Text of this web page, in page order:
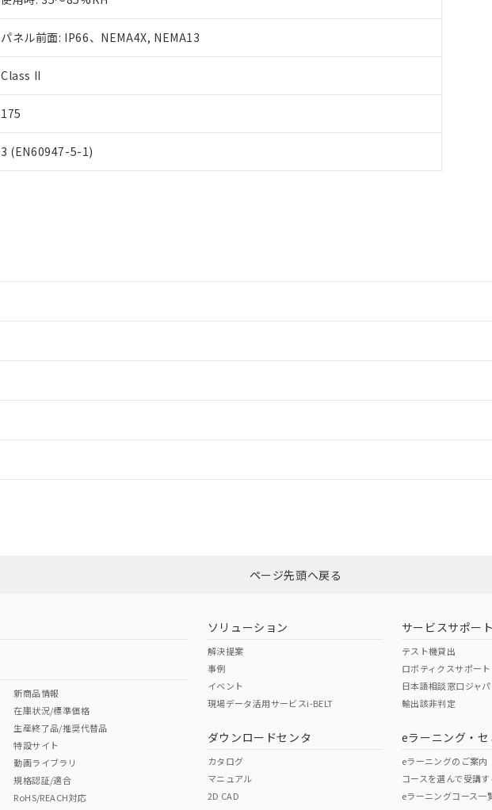
パネル前面: IP66、NEMA4X, NEMA13
Class II
175
3 (EN60947-5-1)
ダウンロードはこちら
Cr(VI)
O
ページ先頭へ戻る
新商品情報
在庫状況/標準価格
生産終了品/推奨代替品
特設サイト
動画ライブラリ
規格認証/適合
RoHS/REACH対応
ソリューション
解決提案
事例
イベント
現場データ活用サービスi-BELT
ダウンロードセンタ
カタログ
マニュアル
2D CAD
サービスサポート
テスト機貸出
ロボティクスサポート
日本語相談窓口ジャ
輸出該非判定
eラーニング・セ
eラーニングのご案内
コースを選んで受講す
eラーニングコース一